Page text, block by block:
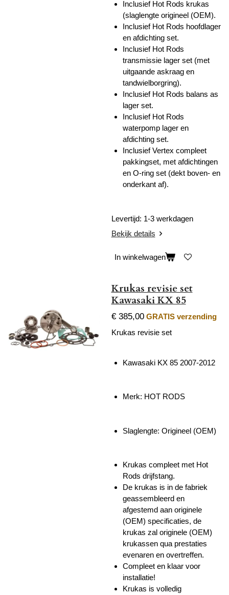
Inclusief Hot Rods krukas
(slaglengte origineel (OEM).
Inclusief Hot Rods hoofdlager
en afdichting set.
Inclusief Hot Rods
transmissie lager set (met
uitgaande askraag en
tandwielborgring).
Inclusief Hot Rods balans as
lager set.
Inclusief Hot Rods
waterpomp lager en
afdichting set.
Inclusief Vertex compleet
pakkingset, met afdichtingen
en O-ring set (dekt boven- en
onderkant af).
Levertijd: 1-3 werkdagen
Bekijk details
In winkelwagen
Krukas revisie set
Kawasaki KX 85
€ 385,00 GRATIS verzending
Krukas revisie set
Kawasaki KX 85 2007-2012
Merk: HOT RODS
Slaglengte: Origineel (OEM)
Krukas compleet met Hot
Rods drijfstang.
De krukas is in de fabriek
geassembleerd en
afgestemd aan originele
(OEM) specificaties, de
krukas zal originele (OEM)
krukassen qua prestaties
evenaren en overtreffen.
Compleet en klaar voor
installatie!
Krukas is volledig